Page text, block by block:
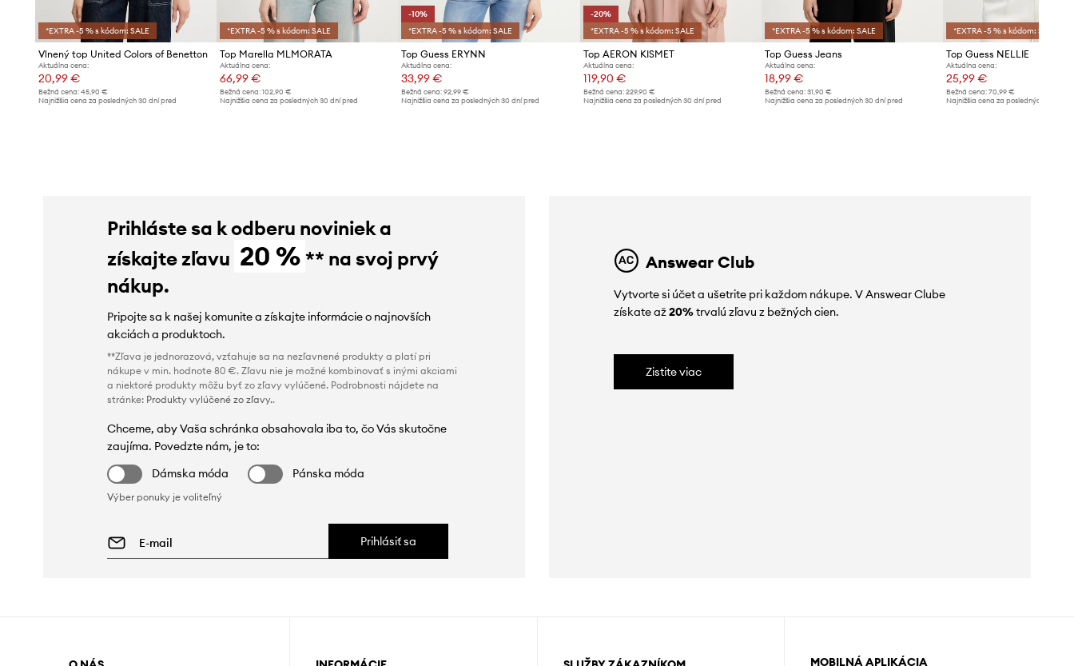
*EXTRA -5 % s kódom: SALE
Vlnený top United Colors of Benetton
Aktuálna cena:
20,99 €
Bežná cena: 45,90 €
Najnižšia cena za posledných 30 dní pred
*EXTRA -5 % s kódom: SALE
Top Marella MLMORATA
Aktuálna cena:
66,99 €
Bežná cena:102,90 €
Najnižšia cena za posledných 30 dní pred
-10%
*EXTRA -5 % s kódom: SALE
Top Guess ERYNN
Aktuálna cena:
33,99 €
Bežná cena: 92,99 €
Najnižšia cena za posledných 30 dní pred
-20%
*EXTRA -5 % s kódom: SALE
Top AERON KISMET
Aktuálna cena:
119,90 €
Bežná cena: 229,90 €
Najnižšia cena za posledných 30 dní pred
*EXTRA -5 % s kódom: SALE
Top Guess Jeans
Aktuálna cena:
18,99 €
Bežná cena:31,90 €
Najnižšia cena za posledných 30 dní pred
*EXTRA -5 % s kódom: SALE
Top Guess NELLIE
Aktuálna cena:
25,99 €
Bežná cena: 70,99 €
Najnižšia cena za posledných 30 dní
Prihláste sa k odberu noviniek a
získajte zľavu 20 % ** na svoj prvý
nákup.
Pripojte sa k našej komunite a získajte informácie o najnovších
akciách a produktoch.
**Zľava je jednorazová, vzťahuje sa na nezľavnené produkty a platí pri
nákupe v min. hodnote 80 €. Zľavu nie je možné kombinovať s inými akciami
a niektoré produkty môžu byť zo zľavy vylúčené. Podrobnosti nájdete na
stránke: Produkty vylúčené zo zľavy..
Chceme, aby Vaša schránka obsahovala iba to, čo Vás skutočne
zaujíma. Povedzte nám, je to:
Dámska móda
Pánska móda
Výber ponuky je voliteľný
Prihlásiť sa
Answear Club
Vytvorte si účet a ušetrite pri každom nákupe. V Answear Clube
získate až20%trvalú zľavu z bežných cien.
Zistite viac
MOBILNÁ APLIKÁCIA